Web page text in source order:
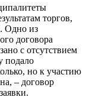
торгов,
Одно из
договора
с отсутствием
подало
но к участию
– договор